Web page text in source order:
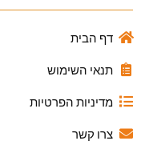
דף הבית
תנאי השימוש
מדיניות הפרטיות
צרו קשר